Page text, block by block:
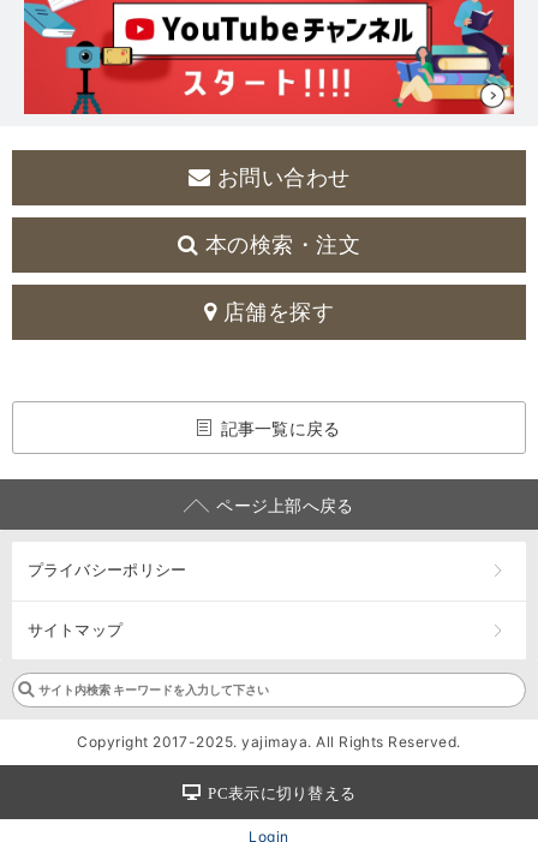
お問い合わせ
本の検索・注文
店舗を探す
記事一覧に戻る
ページ上部へ戻る
プライバシーポリシー
サイトマップ
Copyright 2017-2025. yajimaya. All Rights Reserved.
PC表示に切り替える
Login